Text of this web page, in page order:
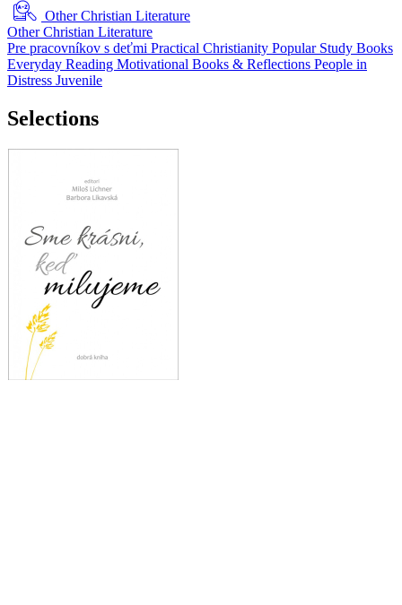
Other Christian Literature
Other Christian Literature
Pre pracovníkov s deťmi Practical Christianity Popular Study Books
Everyday Reading Motivational Books & Reflections People in
Distress Juvenile
Selections